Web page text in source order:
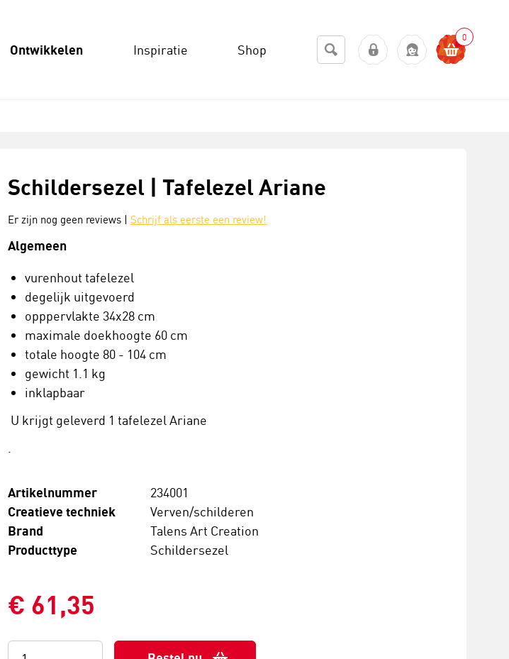
Ontwikkelen Inspiratie Shop
0
Schildersezel | Tafelezel Ariane
Er zijn nog geen reviews | Schrijf als eerste een review!
Algemeen
vurenhout tafelezel
degelijk uitgevoerd
opppervlakte 34x28 cm
maximale doekhoogte 60 cm
totale hoogte 80 - 104 cm
gewicht 1.1 kg
inklapbaar
U krijgt geleverd 1 tafelezel Ariane
Artikelnummer 234001
Creatieve techniek Verven/schilderen
Brand Talens Art Creation
Producttype Schildersezel
€ 61,35